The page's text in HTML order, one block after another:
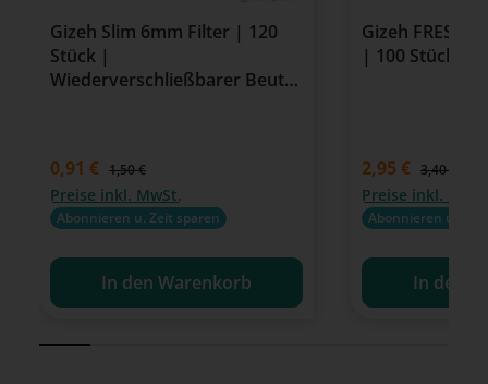
Gizeh Slim 6mm Filter | 120
Stück |
Wiederverschließbarer Beutel
Verkaufspreis:
0,91 € Regulärer Preis:
1,50 €
Preise inkl. MwSt.
Abonnieren u. Zeit sparen
In den Warenkorb
Gizeh FRESH
| 100 Stück
Verkaufspreis:
2,95 € Regulärer
3,40 €
Preise inkl.
Abonnieren u.
In den